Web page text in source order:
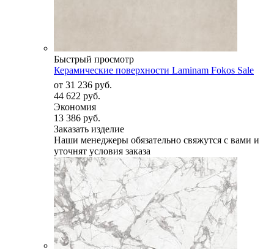
Быстрый просмотр
Керамические поверхности Laminam Fokos Sale
от 31 236 руб.
44 622 руб.
Экономия
13 386 руб.
Заказать изделие
Наши менеджеры обязательно свяжутся с вами и
уточнят условия заказа